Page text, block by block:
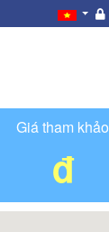
Giá tham khảo
đ